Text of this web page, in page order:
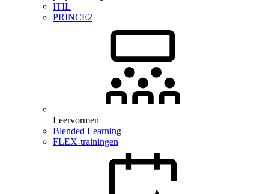
ITIL
PRINCE2
Leervormen
Blended Learning
FLEX-trainingen